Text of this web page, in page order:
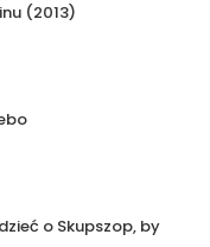
(2013)
o Skupszop, by